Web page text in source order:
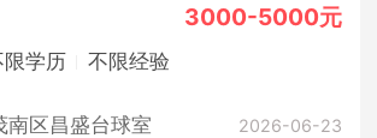
3000-5000元
限学历 不限经验
南区昌盛台球室 2026-06-23